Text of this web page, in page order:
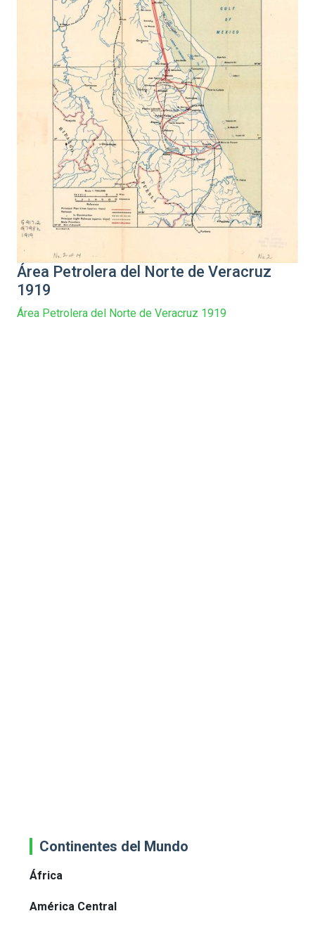
Área Petrolera del Norte de Veracruz
1919
Área Petrolera del Norte de Veracruz 1919
Continentes del Mundo
África
América Central